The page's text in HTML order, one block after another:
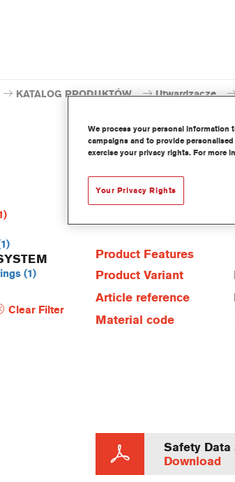
KATALOG PRODUKTÓW Utwardzacze
(1)
Clear Filter
EV316
Product Features
Product Variant
Article reference
Material code
Safety Data
Download
We process your personal information
campaigns and to provide
exercise your privacy rights. For more
Your Privacy Rights